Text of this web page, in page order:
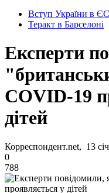
Вступ України в ЄС
Теракт в Барселоні
Експерти
COVID-19
дітей
Корреспондент.net, 13
0
788